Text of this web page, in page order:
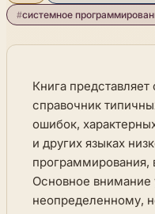
#системное
Книга
справочник
ошибок,
и других языках
Основное внимание
неопределенному,